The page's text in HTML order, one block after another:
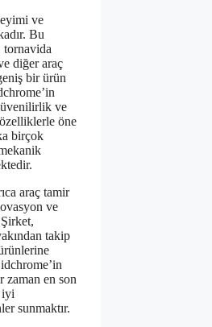
ve
Bu
tornavida
diğer araç
bir ürün
ve
öne
birçok
araç tamir
ve
takip
zaman en son
iyi
sunmaktır.